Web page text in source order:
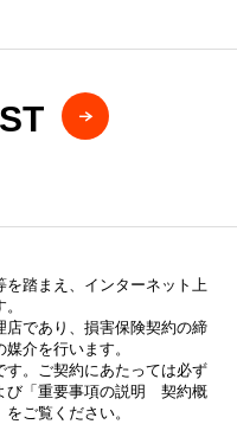
を踏まえ、インターネット上
店であり、損害保険契約の締
介を行います。
す。ご契約にあたっては必ず
び「重要事項の説明 契約概
ご覧ください。